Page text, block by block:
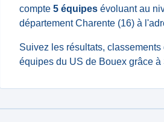
compte 5 équipes évoluant au
département Charente (16) à
Suivez les résultats,
équipes du US de Bouex grâce à